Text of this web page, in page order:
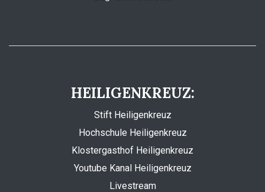
HEILIGENKREUZ:
Stift Heiligenkreuz
Hochschule Heiligenkreuz
Klostergasthof Heiligenkreuz
Youtube Kanal Heiligenkreuz
Livestream